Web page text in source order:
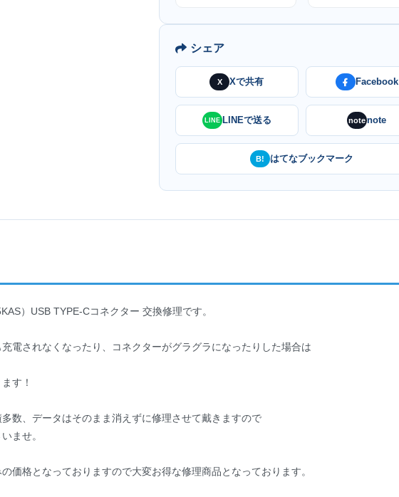
シェア
X Xで共有 Facebook
LINE LINEで送る notenote
B! はてなブックマーク
）USB TYPE-Cコネクター 交換修理です。
電されなくなったり、コネクターがグラグラになったりした場合は
す！
数、データはそのまま消えずに修理させて戴きますので
ませ。
価格となっておりますので大変お得な修理商品となっております。